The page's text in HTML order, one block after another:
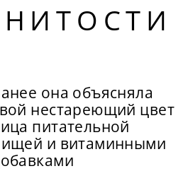
она объясняла
нестареющий цвет
питательной
и витаминными